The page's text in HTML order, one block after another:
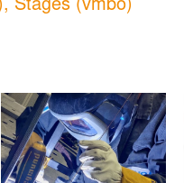
, Stages (vmbo)